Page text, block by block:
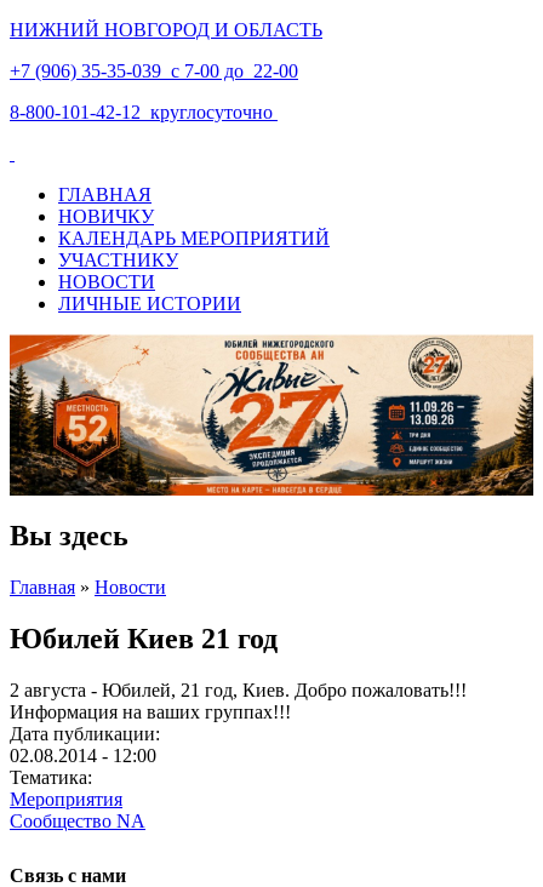
НИЖНИЙ НОВГОРОД И ОБЛАСТЬ
+7 (906) 35-35-039 с 7-00 до 22-00
8-800-101-42-12 круглосуточно
ГЛАВНАЯ
НОВИЧКУ
КАЛЕНДАРЬ МЕРОПРИЯТИЙ
УЧАСТНИКУ
НОВОСТИ
ЛИЧНЫЕ ИСТОРИИ
Вы здесь
Главная » Новости
Юбилей Киев 21 год
2 августа - Юбилей, 21 год, Киев. Добро пожаловать!!!
Информация на ваших группах!!!
Дата публикации:
02.08.2014 - 12:00
Тематика:
Мероприятия
Сообщество NA
Связь с нами